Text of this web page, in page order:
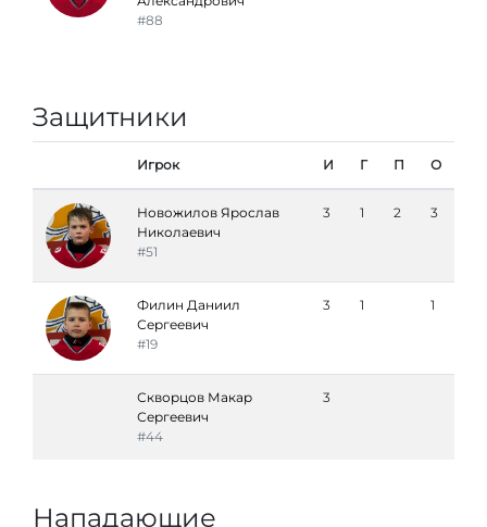
#88
Защитники
Игрок И Г П О
Новожилов Ярослав
Николаевич
#51
3 1 2 3
Филин Даниил
Сергеевич
#19
3 1 1
Скворцов Макар
Сергеевич
#44
3
Нападающие